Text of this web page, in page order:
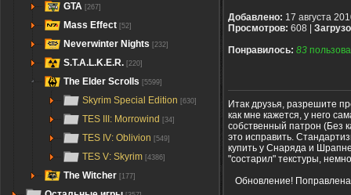
GTA [267]
Mass Effect [52]
Neverwinter Nights [232]
S.T.A.L.K.E.R. [220]
The Elder Scrolls [5599]
Skyrim Special Edition [630]
TES III: Morrowind [34]
TES IV: Oblivion [549]
TES V: Skyrim [4386]
The Witcher [177]
Добавлено: 17 августа
Просмотров: 608 |
Понравилось: 83
Итак друзья, разрешите
как мне кажется, у него
собственный патрон (Без
это исправить.
купить у Снаряда и
"состарил" текстуры,
Обновление! Поправлена